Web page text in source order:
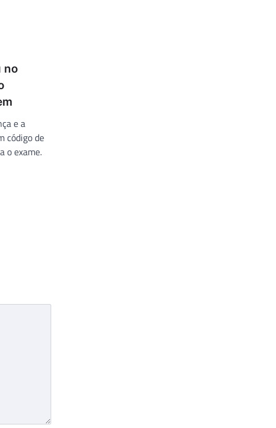
no
e a
código de
o exame.